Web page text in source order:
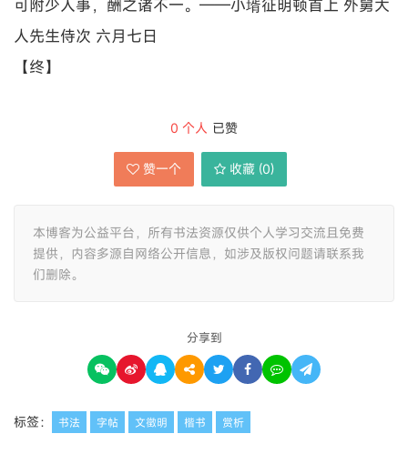
可附少人事，酬之诸不一。——小壻征明顿首上 外舅大
人先生侍次 六月七日
【终】
0 个人 已赞
赞一个 收藏 (0)
本博客为公益平台，所有书法资源仅供个人学习交流且免费
提供，内容多源自网络公开信息，如涉及版权问题请联系我
们删除。
分享到
标签： 书法 字帖 文徵明 楷书 赏析